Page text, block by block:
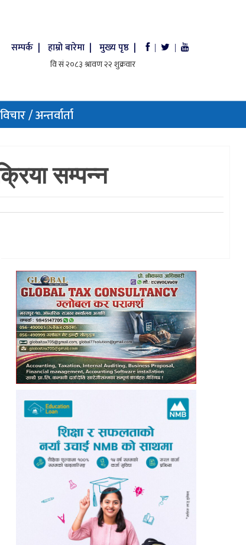
सम्पर्क | हाम्रो बारेमा | मुख्य पृष्ठ | | |
विचार / अन्तर्वार्ता
सम्पन्न